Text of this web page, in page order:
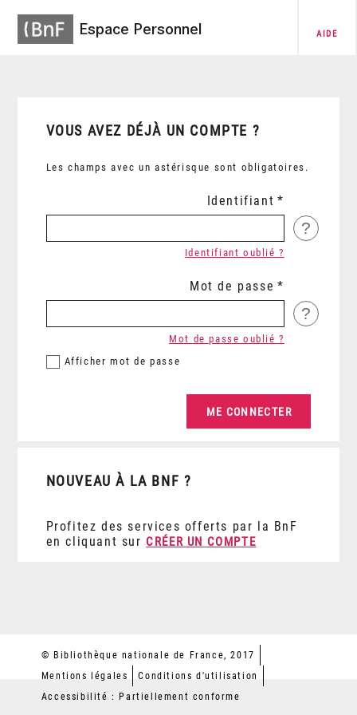
Espace Personnel AIDE
VOUS AVEZ DÉJÀ UN COMPTE ?
Les champs avec un astérisque sont obligatoires.
Identifiant
?
Identifiant oublié ?
Mot de passe
?
Afficher mot de passe
Mot de passe oublié ?
NOUVEAU À LA BNF ?
Profitez des services offerts par la BnF
en cliquant sur CRÉER UN COMPTE
© Bibliothèque nationale de France, 2017
Mentions légales
Conditions d'utilisation
Accessibilité : Partiellement conforme